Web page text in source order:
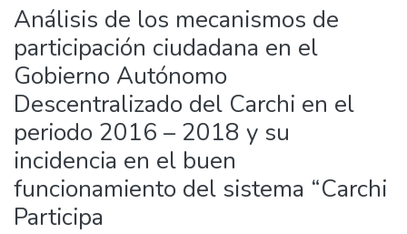
Estadísticas Externas
Manuales
Análisis de los mecanismos de
participación ciudadana en el
Gobierno Autónomo
Descentralizado del Carchi en el
periodo 2016 – 2018 y su
incidencia en el buen
funcionamiento del sistema “Carchi
Participa